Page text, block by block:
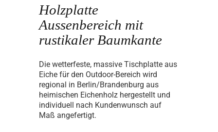
Holzplatte
Aussenbereich mit
rustikaler Baumkante
Die wetterfeste, massive Tischplatte aus
Eiche für den Outdoor-Bereich wird
regional in Berlin/Brandenburg aus
heimischen Eichenholz hergestellt und
individuell nach Kundenwunsch auf
Maß angefertigt.